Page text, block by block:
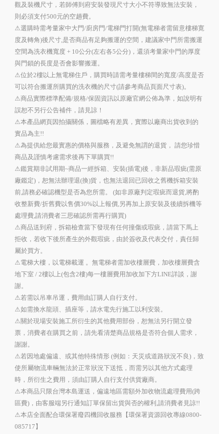
觀及裝機尺寸，若師傅到府安裝發現尺寸大小不符導致無法安裝，
則必須支付500元的空趟費。
⚠選購時需考量家中大門/廚房門/電梯門打開(無電梯者需留意樓梯寛
度及轉角)後尺寸,是否商品有足夠搬運的空間，建議家中門所需搬運
空間為洗衣機寬度 + 10公分(左右各5公分)，還須考量家中門的厚度
與門鎖的長度是否會影響搬運。
⚠位於2樓以上無電梯住戶，購買時請需考量樓梯間的寬度/高度是否
可以符合搬運所購買的洗衣機的尺寸(請參考商品頁面尺寸表)。
⚠商品實際標準配備/規格/保固資訊以原廠官網公佈為準，如說明有
誤恕不另行公告補件，請見諒！
⚠本產品網頁因拍攝關係，圖檔略有差異，實際以廠商出貨收到的
實品為主!!
⚠為提供給您最實惠的價格與服務，及避免無謂的退貨， 請您珍惜
商品及謹慎考慮需求後再下單購買!!
⚠鑑賞期非試用期~商品一經拆箱、安裝(插電)後，非新品瑕疵(需原
廠鑑定)，恕無法辦理退(換)貨，也無法退回已回收之舊機拆箱安裝
前,請務必確認機型是否為您所需。 (如非原廠判定瑕疵而退貨,將酌
收整新費/折舊費以售價30%以上報價,另再加上原安裝及後續拆機等
處理費,請消費者三思確認所需再行購買)
⚠商品送到府，拆箱檢查當下發現有任何撞傷或瑕疵，請當下馬上
拒收，若收下後所產生的外觀瑕疵，由於簽收及代表交付，責任歸
屬於買方。
⚠電梯大樓，以電梯載運 。無電梯者需加收樓層費，加收樓層費含
地下室 / 2樓以上(包含2樓)每一樓層費用加收加下方LINE詳談，謝
謝。
⚠若需以吊車吊運，費用由訂購人自行支付。
⚠如需換水龍頭、插座等，請水電先行施工以利安裝。
⚠關於現場安裝施工所衍生的其他費用部份，恕無法另行開立發
票，消費者在購買之前，請先看清楚商品規格是否符合個人需求，
謝謝。
⚠若因地處偏遠、或其他特殊情形 (例如：天災或道路狀況不良)，致
使所屬物流車輛無法於正常狀況下送抵，而需另以其他方式處理
時，所衍生之費用，須由訂購人自行支付供貨廠商。
⚠本商品只限台灣本島運送，偏遠地區需額外加收物流處理費用(跨
區費)，由客服端另行通知訂單保留出貨與否的權利,請消費者見諒!!
⚠本店全面配合環保署廢四機回收服務【環保署資源回收專線0800-
085717】